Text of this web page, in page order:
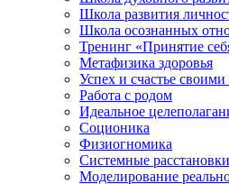
Школа развития
Школа осознанных
Тренинг «Принятие
Метафизика здоровья
Успех и счастье
Работа с родом
Идеальное
Соционика
Физиогномика
Системные
Моделирование